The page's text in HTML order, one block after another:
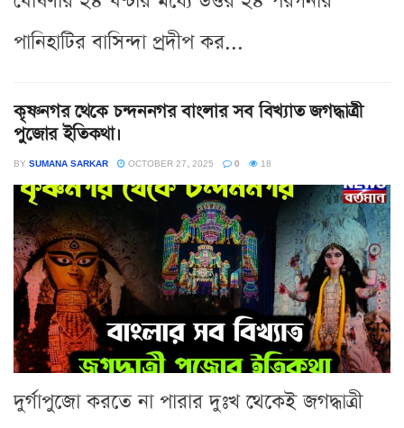
পানিহাটির বাসিন্দা প্রদীপ কর...
কৃষ্ণনগর থেকে চন্দননগর বাংলার সব বিখ্যাত জগদ্ধাত্রী
পুজোর ইতিকথা।
BY SUMANA SARKAR OCTOBER 27, 2025 0 18
দুর্গাপুজো করতে না পারার দুঃখ থেকেই জগদ্ধাত্রী